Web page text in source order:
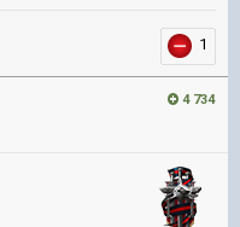
1
4 734